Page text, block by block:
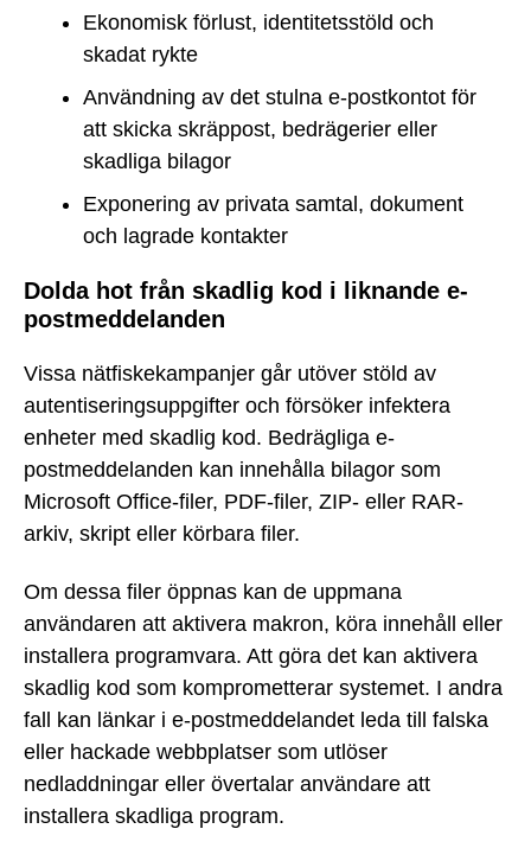
Ekonomisk förlust, identitetsstöld och
skadat rykte
Användning av det stulna e-postkontot för
att skicka skräppost, bedrägerier eller
skadliga bilagor
Exponering av privata samtal, dokument
och lagrade kontakter
Dolda hot från skadlig kod i liknande e-
postmeddelanden
Vissa nätfiskekampanjer går utöver stöld av
autentiseringsuppgifter och försöker infektera
enheter med skadlig kod. Bedrägliga e-
postmeddelanden kan innehålla bilagor som
Microsoft Office-filer, PDF-filer, ZIP- eller RAR-
arkiv, skript eller körbara filer.
Om dessa filer öppnas kan de uppmana
användaren att aktivera makron, köra innehåll eller
installera programvara. Att göra det kan aktivera
skadlig kod som komprometterar systemet. I andra
fall kan länkar i e-postmeddelandet leda till falska
eller hackade webbplatser som utlöser
nedladdningar eller övertalar användare att
installera skadliga program.